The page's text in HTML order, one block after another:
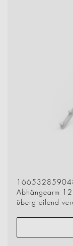
Abhängearm
übergreifend